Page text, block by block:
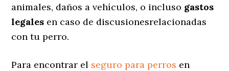
animales, daños a vehículos, o incluso gastos
legales en caso de discusionesrelacionadas
con tu perro.
Para encontrar el seguro para perros en